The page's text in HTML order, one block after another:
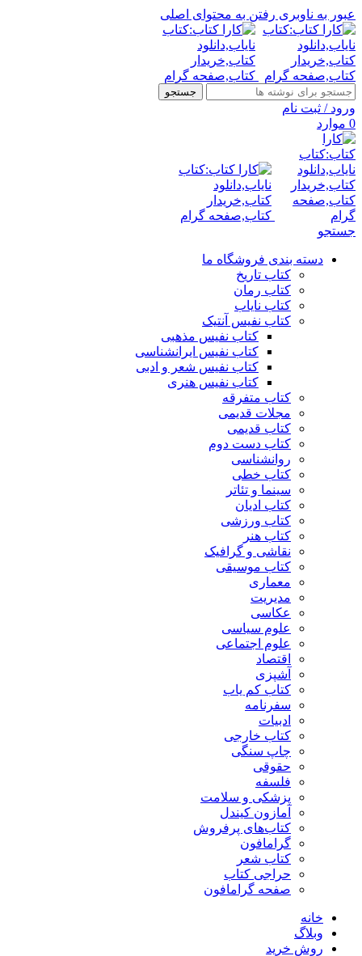
عبور به ناوبری رفتن به محتوای اصلی
جستجو
ورود / ثبت نام
0 موارد
جستجو
دسته بندی فروشگاه ما
کتاب تاریخ
کتاب رمان
کتاب نایاب
کتاب نفیس آنتیک
کتاب نفیس مذهبی
کتاب نفیس ایرانشناسی
کتاب نفیس شعر و ادبی
کتاب نفیس هنری
کتاب متفرقه
مجلات قدیمی
کتاب قدیمی
کتاب دست دوم
روانشناسی
کتاب خطی
سینما و تئاتر
کتاب ادیان
کتاب ورزشی
کتاب هنر
نقاشی و گرافیک
کتاب موسیقی
معماری
مدیریت
عکاسی
علوم سیاسی
علوم اجتماعی
اقتصاد
آشپزی
کتاب کم یاب
سفرنامه
ادبیات
کتاب خارجی
چاپ سنگی
حقوقی
فلسفه
پزشکی و سلامت
آمازون کیندل
کتاب‌های پرفروش
گرامافون
کتاب شعر
حراجی کتاب
صفحه گرامافون
خانه
وبلاگ
روش خرید